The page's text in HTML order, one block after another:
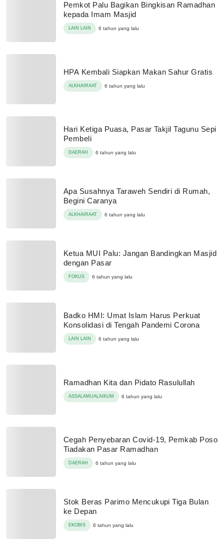
Pemkot Palu Bagikan Bingkisan Ramadhan
kepada Imam Masjid
LAIN LAIN 6 tahun yang lalu
HPA Kembali Siapkan Makan Sahur Gratis
ALKHAIRAAT 6 tahun yang lalu
Hari Ketiga Puasa, Pasar Takjil Tagunu Sepi
Pembeli
DAERAH 6 tahun yang lalu
Apa Susahnya Taraweh Sendiri di Rumah,
Begini Caranya
ALKHAIRAAT 6 tahun yang lalu
Ketua MUI Palu: Jangan Bandingkan Masjid
dengan Pasar
FOKUS 6 tahun yang lalu
Badko HMI: Umat Islam Harus Perkuat
Konsolidasi di Tengah Pandemi Corona
LAIN LAIN 6 tahun yang lalu
Ramadhan Kita dan Pidato Rasulullah
ASSALAMUALAIKUM 6 tahun yang lalu
Cegah Penyebaran Covid-19, Pemkab Poso
Tiadakan Pasar Ramadhan
DAERAH 6 tahun yang lalu
Stok Beras Parimo Mencukupi Tiga Bulan
ke Depan
EKOBIS 6 tahun yang lalu